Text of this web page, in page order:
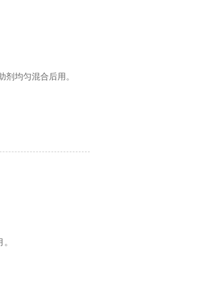
均匀混合后用。